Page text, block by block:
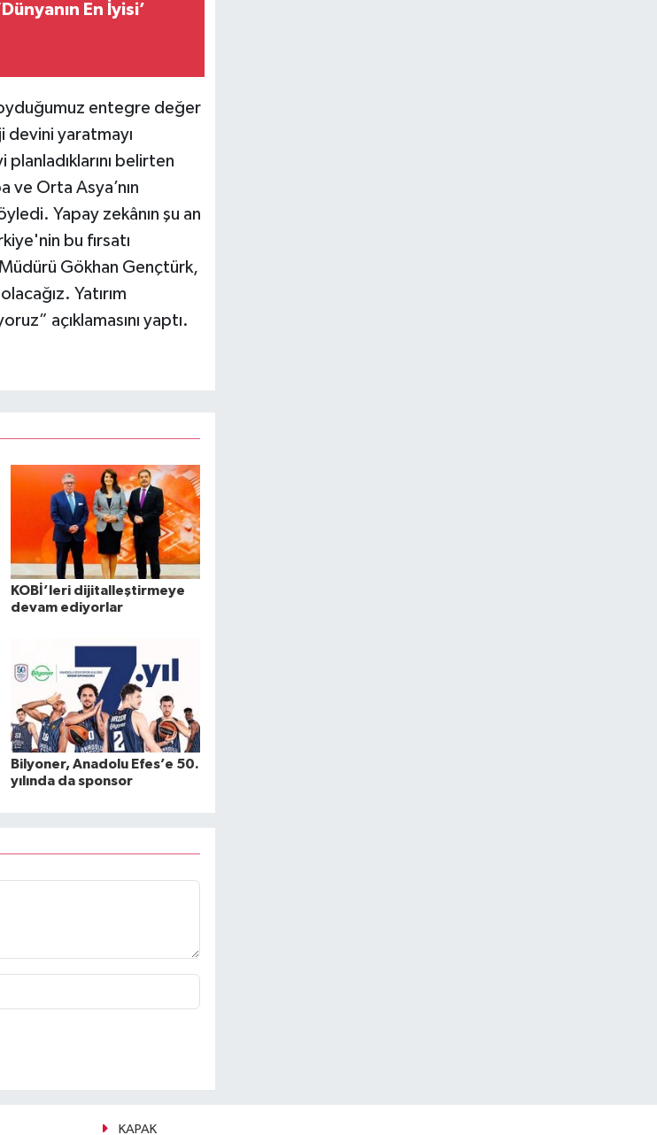
En İyisi’
entegre değer
yaratmayı
belirten
ve Orta Asya’nın
Yapay zekânın şu an
bu fırsatı
Gökhan Gençtürk,
Yatırım
açıklamasını yaptı.
KOBİ’leri dijitalleştirmeye
devam ediyorlar
Bilyoner, Anadolu Efes’e 50.
yılında da sponsor
KAPAK